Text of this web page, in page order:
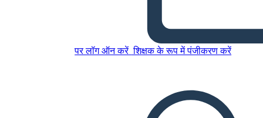
पर लॉग ऑन करें शिक्षक के रूप में पंजीकरण करें
סיבות ותוצאות של השפל הגדול
स्लाइड शो चलाएं